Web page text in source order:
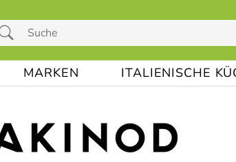
MARKEN ITALIENISCHE